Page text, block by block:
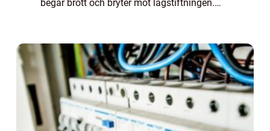
begår brott och bryter mot lagstiftningen.